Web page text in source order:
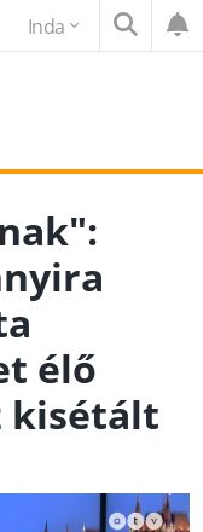
Inda
élő
kisétált